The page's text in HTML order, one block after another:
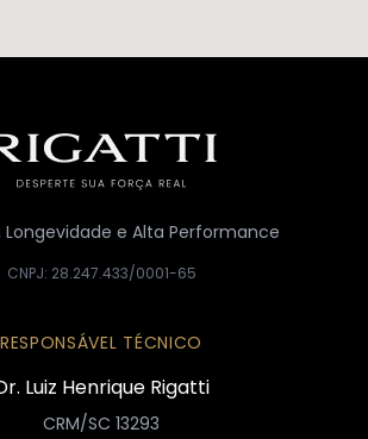
Longevidade e Alta Performance
CNPJ: 28.247.433/0001-65
RESPONSÁVEL TÉCNICO
Luiz Henrique Rigatti
CRM/SC 13293